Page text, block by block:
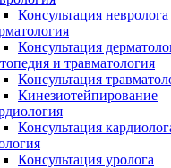
Консультация невролога
Консультация
и травматология
Консультация
Кинезиотейпирование
Консультация
Консультация уролога